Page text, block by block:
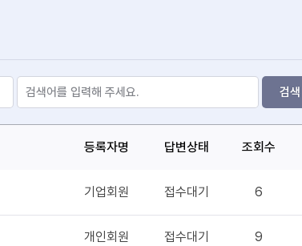
Q&A
검색
등록자명 답변상태 조회수
기업회원 접수대기 6
개인회원 접수대기 9